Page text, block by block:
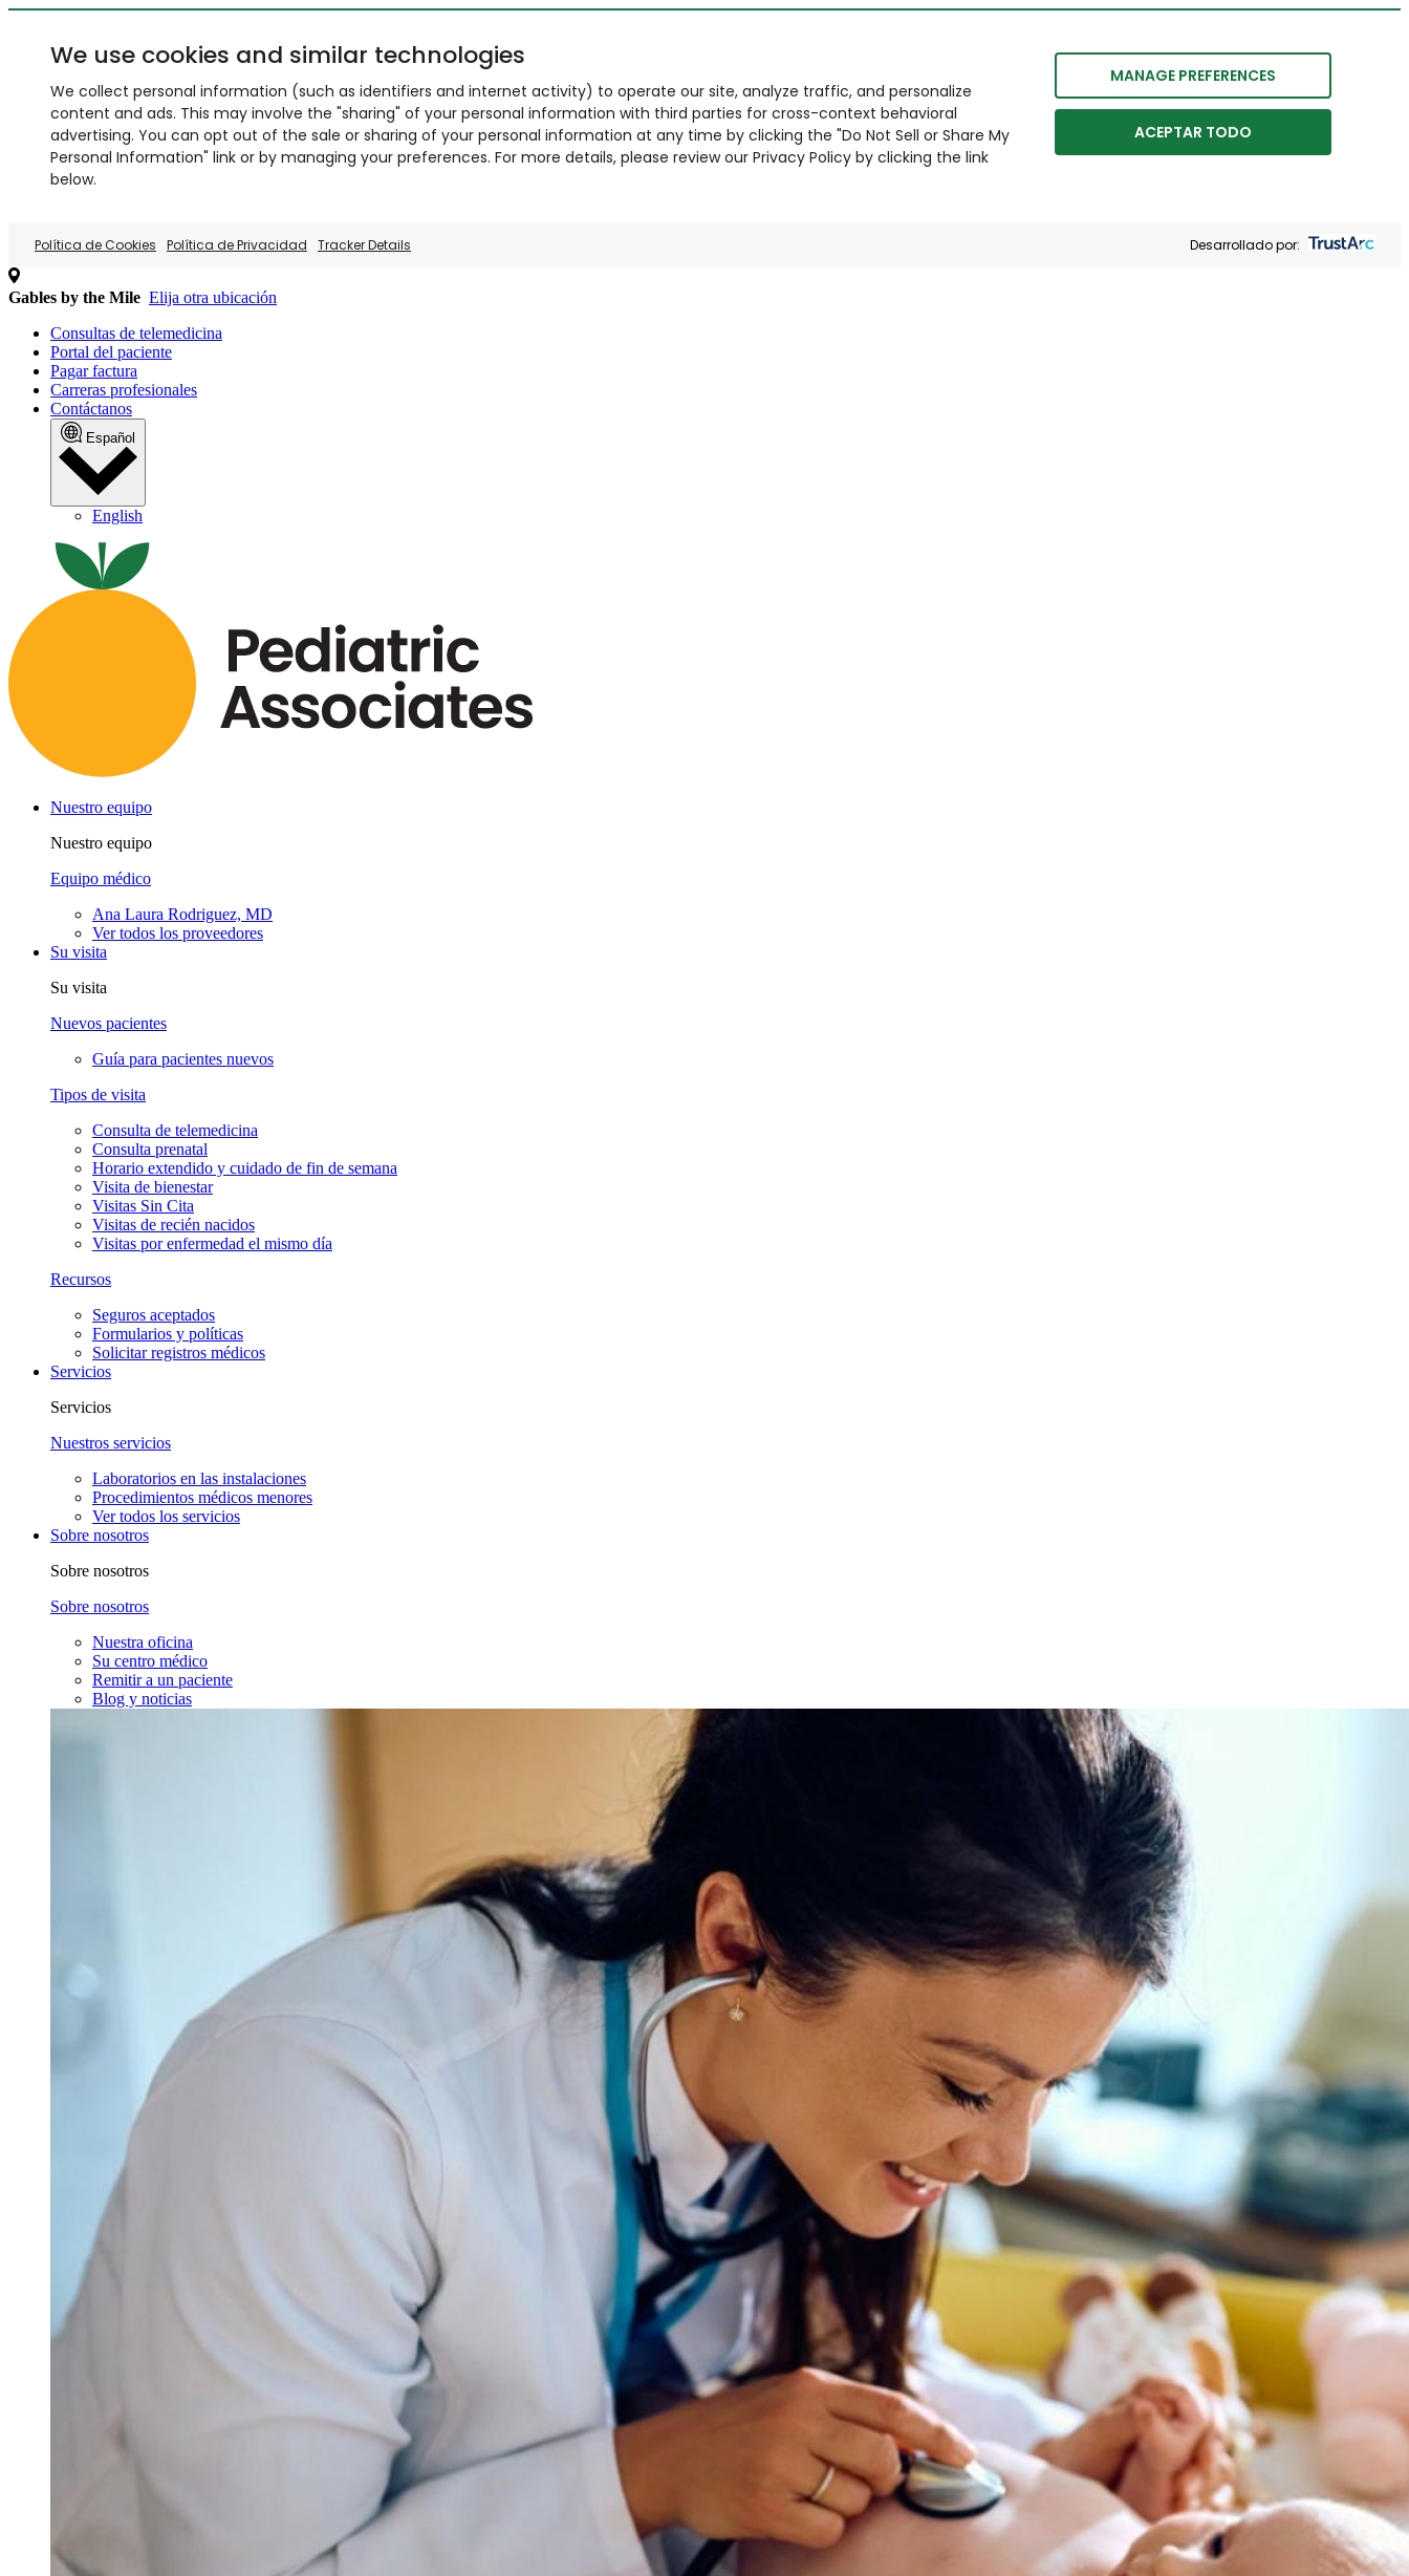
We use cookies and similar technologies
We collect personal information (such as identifiers and internet activity) to operate our site, analyze traffic, and personalize
content and ads. This may involve the "sharing" of your personal information with third parties for cross-context behavioral
advertising. You can opt out of the sale or sharing of your personal information at any time by clicking the "Do Not Sell or Share My
Personal Information" link or by managing your preferences. For more details, please review our Privacy Policy by clicking the link
below.
MANAGE PREFERENCES
ACEPTAR TODO
Política de Cookies Política de Privacidad Tracker Details Desarrollado por:
Gables by the Mile Elija otra ubicación
Consultas de telemedicina
Portal del paciente
Pagar factura
Carreras profesionales
Contáctanos
Español
English
Nuestro equipo
Nuestro equipo
Equipo médico
Ana Laura Rodriguez, MD
Ver todos los proveedores
Su visita
Su visita
Nuevos pacientes
Guía para pacientes nuevos
Tipos de visita
Consulta de telemedicina
Consulta prenatal
Horario extendido y cuidado de fin de semana
Visita de bienestar
Visitas Sin Cita
Visitas de recién nacidos
Visitas por enfermedad el mismo día
Recursos
Seguros aceptados
Formularios y políticas
Solicitar registros médicos
Servicios
Servicios
Nuestros servicios
Laboratorios en las instalaciones
Procedimientos médicos menores
Ver todos los servicios
Sobre nosotros
Sobre nosotros
Sobre nosotros
Nuestra oficina
Su centro médico
Remitir a un paciente
Blog y noticias